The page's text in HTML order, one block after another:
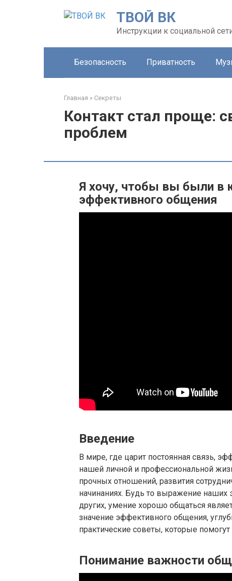
ТВОЙ ВК
Инструкции к социальной
Безопасность Приватность
Главная » Секреты
Контакт стал проще:
проблем
Я хочу, чтобы вы были в
эффективного общения
Введение
В мире, где царит постоянная связь,
нашей личной и профессиональной
прочных отношений, развития
начинаниях. Будь то выражение
других, умение хорошо общаться
значение эффективного общения,
практические советы, которые
Понимание важности